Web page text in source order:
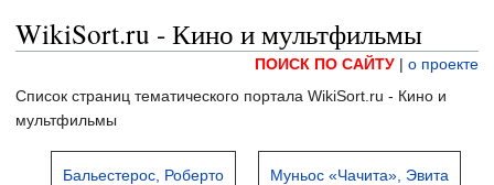
WikiSort.ru - Кино и мультфильмы
ПОИСК ПО САЙТУ | о проекте
Список страниц тематического портала WikiSort.ru - Кино и
мультфильмы
Бальестерос, Роберто Муньос «Чачита», Эвита